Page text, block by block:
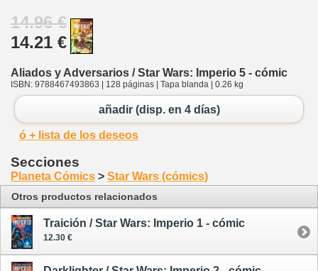
14.96 €
14.21 €
Aliados y Adversarios / Star Wars: Imperio 5 - cómic
ISBN: 9788467493863 | 128 páginas | Tapa blanda | 0.26 kg
añadir (disp. en 4 días)
ó + lista de los deseos
Secciones
Planeta Cómics > Star Wars (cómics)
Otros productos relacionados
Traición / Star Wars: Imperio 1 - cómic
12.30 €